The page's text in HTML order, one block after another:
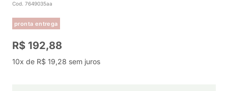
Cod. 7649035aa
pronta entrega
R$ 192,88
10x de R$ 19,28 sem juros